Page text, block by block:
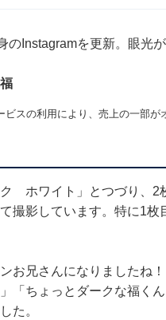
Instagramを更新。眼光
スの利用により、売上の一部が
ホワイト」とつづり、2
撮影しています。特に1
お兄さんになりましたね
「ちょっとダークな福く
た。